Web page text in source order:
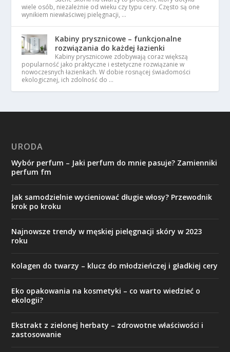
wiele osób, niezależnie od wieku czy typu cery. Często są one
wynikiem niewłaściwej pielęgnacji, …
Kabiny prysznicowe – funkcjonalne
rozwiązania do każdej łazienki
Kabiny prysznicowe zdobywają coraz większą
popularność jako praktyczne i estetyczne rozwiązanie w
nowoczesnych łazienkach. W dobie rosnącej świadomości
ekologicznej, ich zdolność do …
URODA
Wybór perfum – Jaki perfum do mnie pasuje? Zamienniki
perfum fm
Jak samodzielnie wycieniować długie włosy? Przewodnik
krok po kroku
Najnowsze trendy w męskiej pielęgnacji skóry w 2023
roku
Kolagen do twarzy – klucz do młodzieńczej i gładkiej cery
Eko opakowania na kosmetyki – co warto wiedzieć o
ekologii?
Ekstrakt z zielonej herbaty – zdrowotne właściwości i
zastosowanie